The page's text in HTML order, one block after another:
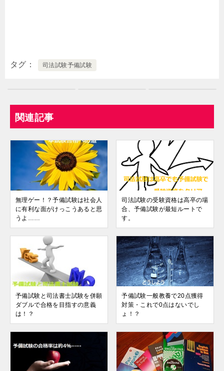
タグ 司法試験予備試験
関連記事
無理ゲー！？予備試験は社会人
に有利な面がけっこうあると思
うよ……
司法試験の受験資格は高卒の場
合、予備試験が最短ルートで
す。
予備試験と司法書士試験を併願
ダブルで合格を目指すの意義
は！？
予備試験一般教養で20点獲得
対策・これで0点はないでし
ょ！？